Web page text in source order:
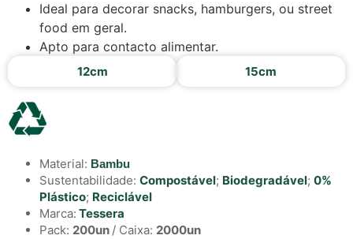
Ideal para decorar snacks, hamburgers, ou street
food em geral.
Apto para contacto alimentar.
12cm 15cm
Material: Bambu
Sustentabilidade: Compostável; Biodegradável; 0%
Plástico; Reciclável
Marca: Tessera
Pack: 200un / Caixa: 2000un